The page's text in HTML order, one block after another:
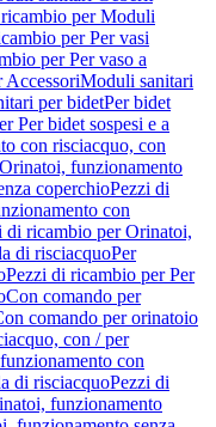
per Moduli
per Per vasi
per Per vaso a
AccessoriModuli sanitari
per bidetPer bidet
Per bidet sospesi e a
con risciacquo, con
funzionamento
coperchioPezzi di
con
di ricambio per Orinatoi,
di risciacquoPer
Pezzi di ricambio per Per
Con comando per
comando per orinatoio
con / per
con
di risciacquoPezzi di
funzionamento